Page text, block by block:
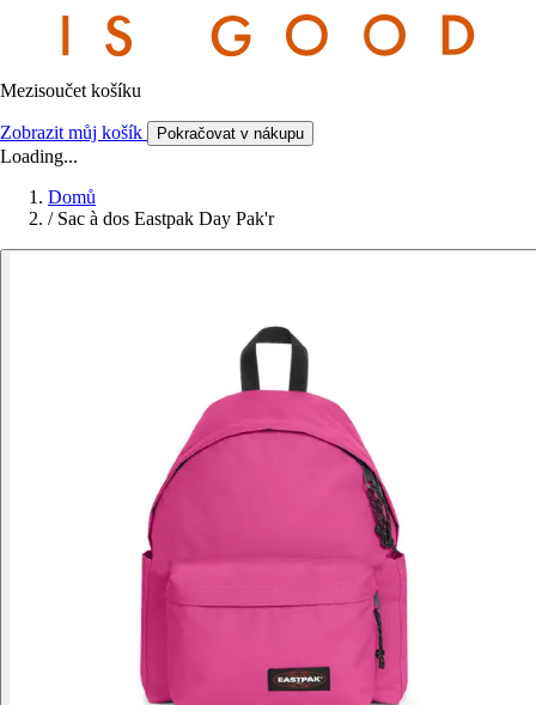
Mezisoučet košíku
Zobrazit můj košík Pokračovat v nákupu
Loading...
Domů
/ Sac à dos Eastpak Day Pak'r